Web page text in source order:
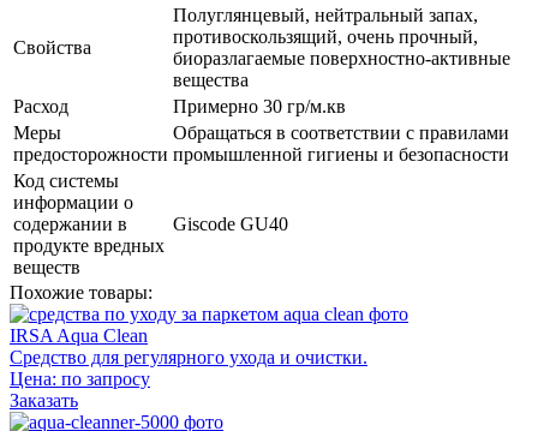
Свойства
Полуглянцевый, нейтральный запах,
противоскользящий, очень прочный,
биоразлагаемые поверхностно-активные
вещества
Расход
Примерно 30 гр/м.кв
Меры
предосторожности
Обращаться в соответствии с правилами
промышленной гигиены и безопасности
Код системы
информации о
содержании в
продукте вредных
веществ
Giscode GU40
Похожие товары:
IRSA Aqua Clean
Средство для регулярного ухода и очистки.
Цена: по запросу
Заказать